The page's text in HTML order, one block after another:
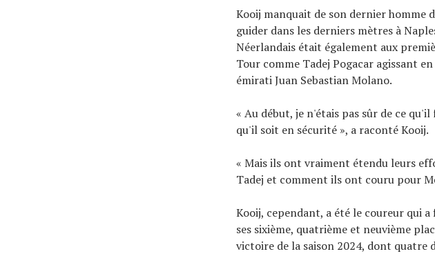
Kooij manquait de son dernier homme
guider dans les derniers mètres à
Néerlandais était également aux
Tour comme Tadej Pogacar agissant
émirati Juan Sebastian Molano.
« Au début, je n'étais pas sûr de ce
qu'il soit en sécurité », a raconté Kooij.
« Mais ils ont vraiment étendu leurs
Tadej et comment ils ont couru pour
Kooij, cependant, a été le coureur qui
ses sixième, quatrième et neuvième
victoire de la saison 2024, dont quatre